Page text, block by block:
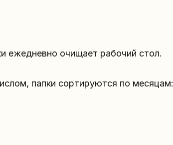
ежедневно очищает рабочий стол.
папки сортируются по месяцам: